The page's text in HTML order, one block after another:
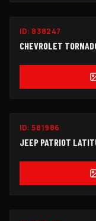
ID: 838247
CHEVROLET
ID: 581986
JEEP PATRIOT